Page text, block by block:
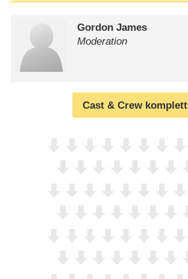
Gordon James
Moderation
Cast & Crew komplett